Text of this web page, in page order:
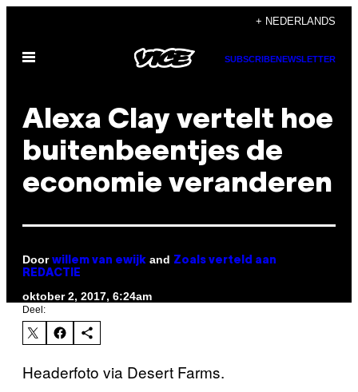
de
+ NEDERLANDS
Open
SUBSCRIBENEWSLETTER
Alexa Clay vertelt hoe
buitenbeentjes de
economie veranderen
Door willem van ewijk and Zoals verteld aan
REDACTIE
oktober 2, 2017, 6:24am
Deel:
Headerfoto via Desert Farms.